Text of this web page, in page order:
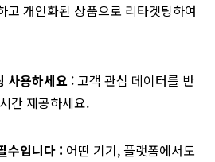
고 개인화된 상품으로 리타겟팅하여
사용하세요 : 고객 관심 데이터를 반
간 제공하세요.
수입니다 : 어떤 기기, 플랫폼에서도